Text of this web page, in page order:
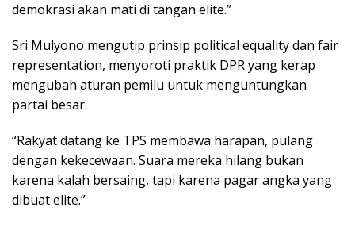
demokrasi akan mati di tangan elite.”
Sri Mulyono mengutip prinsip political equality dan fair
representation, menyoroti praktik DPR yang kerap
mengubah aturan pemilu untuk menguntungkan
partai besar.
“Rakyat datang ke TPS membawa harapan, pulang
dengan kekecewaan. Suara mereka hilang bukan
karena kalah bersaing, tapi karena pagar angka yang
dibuat elite.”